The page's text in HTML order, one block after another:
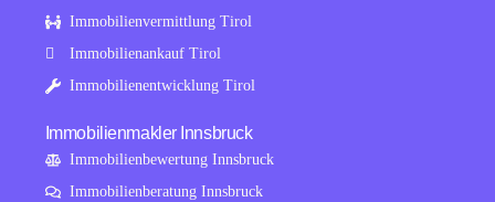
Immobilienvermittlung Tirol
Immobilienankauf Tirol
Immobilienentwicklung Tirol
Immobilienmakler Innsbruck
Immobilienbewertung Innsbruck
Immobilienberatung Innsbruck